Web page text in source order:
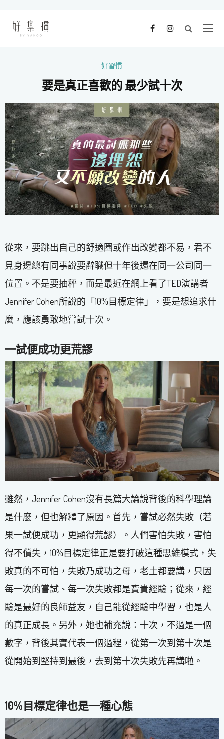
好習慣
要是真正喜歡的 最少試十次
從來，要跳出自己的舒適圈或作出改變都不易，君不
見身邊總有同事說要辭職但十年後還在同一公司同一
位置。不是要抽秤，而是最近在網上看了TED演講者
Jennifer Cohen所說的「10%目標定律」，要是想追求什
麼，應該勇敢地嘗試十次。
一試便成功更荒謬
雖然，Jennifer Cohen沒有長篇大論說背後的科學理論
是什麼，但也解釋了原因。首先，嘗試必然失敗（若
果一試便成功，更顯得荒謬）。人們害怕失敗，害怕
得不償失，10%目標定律正是要打破這種思維模式，失
敗真的不可怕，失敗乃成功之母，老土都要講，只因
每一次的嘗試、每一次失敗都是寶貴經驗；從來，經
驗是最好的良師益友，自己能從經驗中學習，也是人
的真正成長。另外，她也補充說：十次，不過是一個
數字，背後其實代表一個過程，從第一次到第十次是
從開始到堅持到最後，去到第十次失敗先再講啦。
10%目標定律也是一種心態